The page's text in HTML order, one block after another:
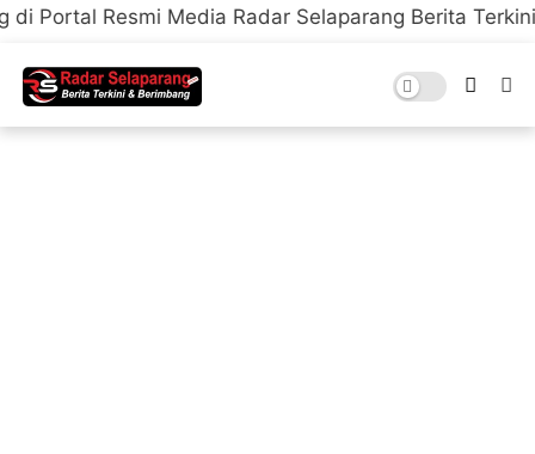
Media Radar Selaparang Berita Terkini & Berimbang